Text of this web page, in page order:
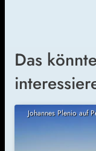
Das
Johannes Plenio auf